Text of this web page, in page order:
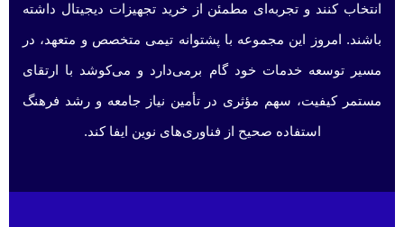
انتخاب کنند و تجربه‌ای مطمئن از خرید تجهیزات دیجیتال داشته
باشند. امروز این مجموعه با پشتوانه تیمی متخصص و متعهد، در
مسیر توسعه خدمات خود گام برمی‌دارد و می‌کوشد با ارتقای
مستمر کیفیت، سهم مؤثری در تأمین نیاز جامعه و رشد فرهنگ
استفاده صحیح از فناوری‌های نوین ایفا کند.